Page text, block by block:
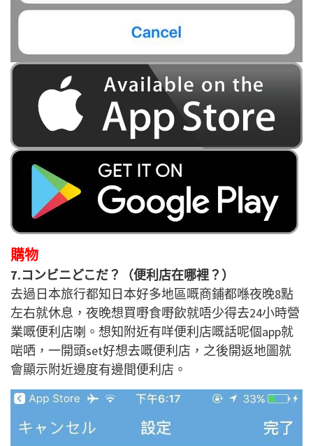
購物
7.コンビニどこだ？（便利店在哪裡？）
去過日本旅行都知日本好多地區嘅商鋪都喺夜晚8點
左右就休息，夜晚想買嘢食嘢飲就唔少得去24小時營
業嘅便利店喇。想知附近有咩便利店嘅話呢個app就
啱哂，一開頭set好想去嘅便利店，之後開返地圖就
會顯示附近邊度有邊間便利店。